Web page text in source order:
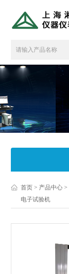
首页 > 产品中心 >
电子试验机